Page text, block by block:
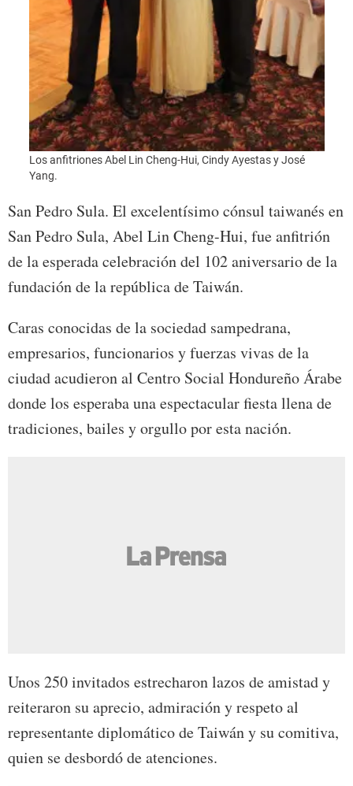
Los anfitriones Abel Lin Cheng-Hui, Cindy Ayestas y José
Yang.
San Pedro Sula. El excelentísimo cónsul taiwanés en
San Pedro Sula, Abel Lin Cheng-Hui, fue anfitrión
de la esperada celebración del 102 aniversario de la
fundación de la república de Taiwán.
Caras conocidas de la sociedad sampedrana,
empresarios, funcionarios y fuerzas vivas de la
ciudad acudieron al Centro Social Hondureño Árabe
donde los esperaba una espectacular fiesta llena de
tradiciones, bailes y orgullo por esta nación.
Unos 250 invitados estrecharon lazos de amistad y
reiteraron su aprecio, admiración y respeto al
representante diplomático de Taiwán y su comitiva,
quien se desbordó de atenciones.